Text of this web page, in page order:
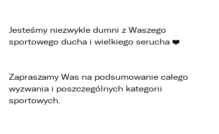
Jesteśmy niezwykle dumni z Waszego
sportowego ducha i wielkiego serucha ❤️
Zapraszamy Was na podsumowanie całego
wyzwania i poszczególnych kategorii
sportowych.
ZASTĄP